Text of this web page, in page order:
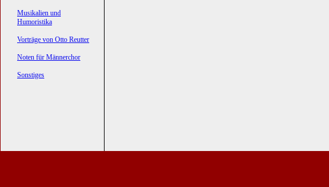
Musikalien und
Humoristika
Vorträge von Otto Reutter
Noten für Männerchor
Sonstiges